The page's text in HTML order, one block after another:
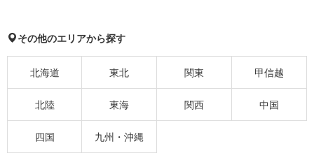
その他のエリアから探す
北海道 東北 関東 甲信越
北陸 東海 関西 中国
四国 九州・沖縄